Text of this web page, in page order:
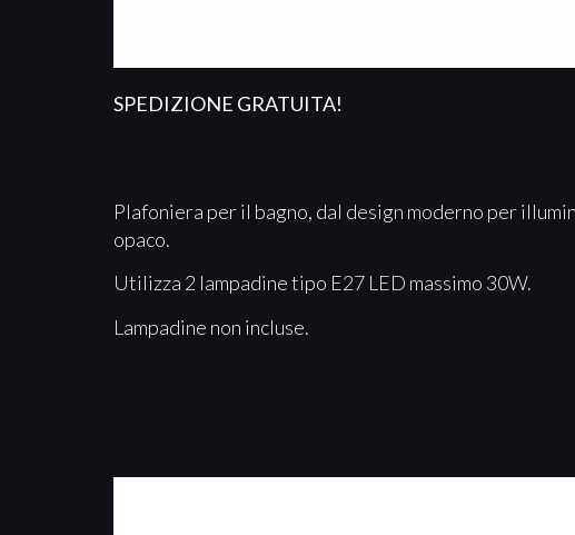
SPEDIZIONE GRATUITA!
Plafoniera per il bagno, dal design moderno per
opaco.
Utilizza 2 lampadine tipo E27 LED massimo 30W.
Lampadine non incluse.